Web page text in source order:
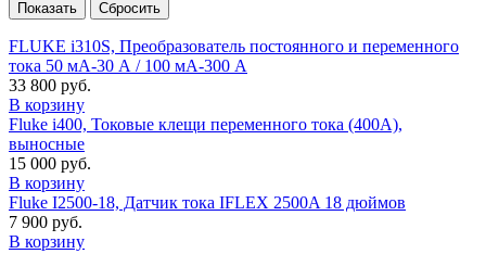
FLUKE i310S, Преобразователь постоянного и переменного
тока 50 мА-30 А / 100 мА-300 А
33 800 руб.
В корзину
Fluke i400, Токовые клещи переменного тока (400А),
выносные
15 000 руб.
В корзину
Fluke I2500-18, Датчик тока IFLEX 2500A 18 дюймов
7 900 руб.
В корзину